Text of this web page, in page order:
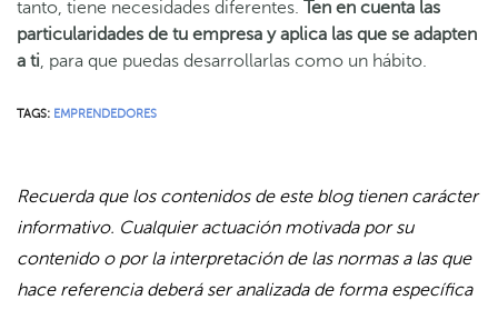
tanto, tiene necesidades diferentes.
Ten en cuenta las
particularidades de tu empresa y aplica las que se adapten
a ti, para que puedas desarrollarlas como un hábito.
TAGS: EMPRENDEDORES
Recuerda que los contenidos de este blog tienen carácter
informativo. Cualquier actuación motivada por su
contenido o por la interpretación de las normas a las que
hace referencia deberá ser analizada de forma específica